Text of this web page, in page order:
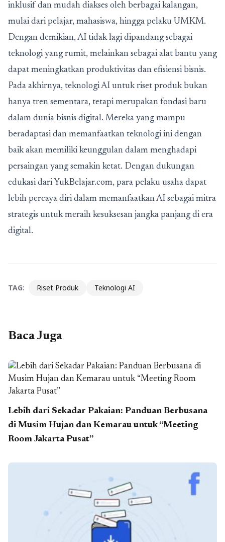
inklusif dan mudah diakses oleh berbagai kalangan,
mulai dari pelajar, mahasiswa, hingga pelaku UMKM.
Dengan demikian, AI tidak lagi dipandang sebagai
teknologi yang rumit, melainkan sebagai alat bantu yang
dapat meningkatkan produktivitas dan efisiensi bisnis.
Pada akhirnya, teknologi AI untuk riset produk bukan
hanya tren sementara, tetapi merupakan fondasi baru
dalam dunia bisnis digital. Mereka yang mampu
beradaptasi dan memanfaatkan teknologi ini dengan
baik akan memiliki keunggulan dalam menghadapi
persaingan yang semakin ketat. Dengan dukungan
edukasi dari YukBelajar.com, para pelaku usaha dapat
lebih percaya diri dalam memanfaatkan AI sebagai mitra
strategis untuk meraih kesuksesan jangka panjang di era
digital.
TAG: Riset Produk Teknologi AI
Baca Juga
Lebih dari Sekadar Pakaian: Panduan Berbusana
di Musim Hujan dan Kemarau untuk “Meeting
Room Jakarta Pusat”